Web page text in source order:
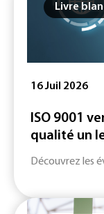
Livre
16 Juil 2026
ISO 9001
qualité un
Découvrez les